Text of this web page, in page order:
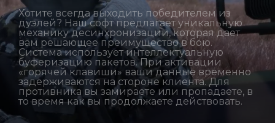
Хотите всегда выходить победителем из
дуэлей? Наш софт предлагает уникальную
механику десинхронизации, которая дает
вам решающее преимущество в бою.
Система использует интеллектуальную
буферизацию пакетов. При активации
«горячей клавиши» ваши данные временно
задерживаются на стороне клиента. Для
противника вы замираете или пропадаете, в
то время как вы продолжаете действовать.